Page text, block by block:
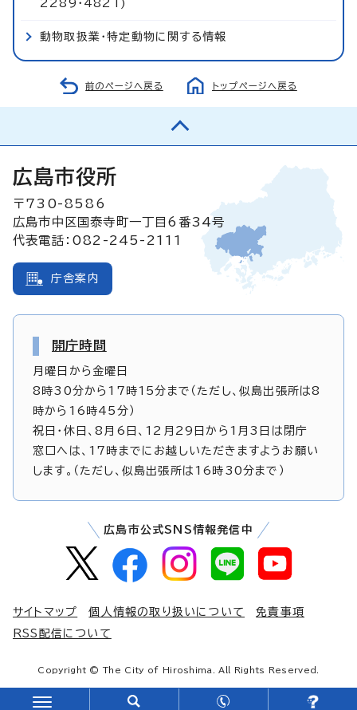
2289・4821)
動物取扱業・特定動物に関する情報
前のページへ戻る トップページへ戻る
広島市役所
〒730-8586
広島市中区国泰寺町一丁目6番34号
代表電話：082-245-2111
庁舎案内
開庁時間
月曜日から金曜日
8時30分から17時15分まで（ただし、似島出張所は8
時から16時45分）
祝日・休日、8月6日、12月29日から1月3日は閉庁
窓口へは、17時までにお越しいただきますようお願い
します。（ただし、似島出張所は16時30分まで）
広島市公式SNS情報発信中
サイトマップ 個人情報の取り扱いについて
免責事項
RSS配信について
Copyright © The City of Hiroshima. All Rights Reserved.